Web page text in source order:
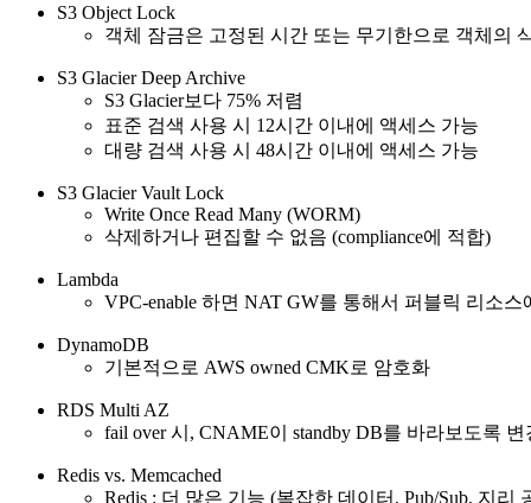
S3 Object Lock
객체 잠금은 고정된 시간 또는 무기한으로 객체의
S3 Glacier Deep Archive
S3 Glacier보다 75% 저렴
표준 검색 사용 시 12시간 이내에 액세스 가능
대량 검색 사용 시 48시간 이내에 액세스 가능
S3 Glacier Vault Lock
Write Once Read Many (WORM)
삭제하거나 편집할 수 없음 (compliance에 적합)
Lambda
VPC-enable 하면 NAT GW를 통해서 퍼블릭 리소스
DynamoDB
기본적으로 AWS owned CMK로 암호화
RDS Multi AZ
fail over 시, CNAME이 standby DB를 바라보도록 변
Redis vs. Memcached
Redis : 더 많은 기능 (복잡한 데이터, Pub/Sub, 지리